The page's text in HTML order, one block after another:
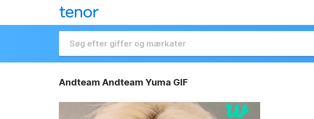
Andteam Andteam Yuma GIF